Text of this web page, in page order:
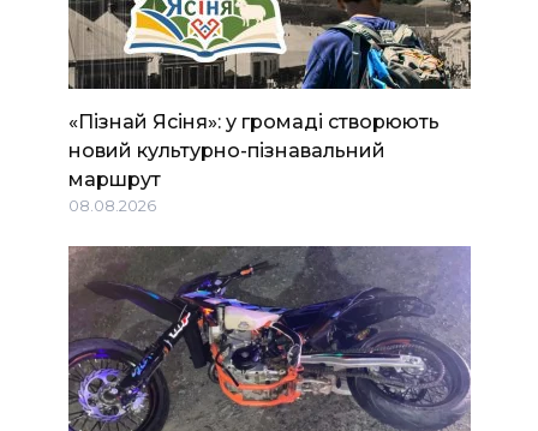
«Пізнай Ясіня»: у громаді створюють
новий культурно-пізнавальний
маршрут
08.08.2026